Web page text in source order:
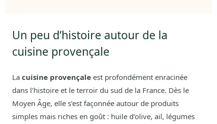
Un peu d’histoire autour de la
cuisine provençale
La cuisine provençale est profondément enracinée
dans l’histoire et le terroir du sud de la France. Dès le
Moyen Âge, elle s’est façonnée autour de produits
simples mais riches en goût : huile d’olive, ail, légumes